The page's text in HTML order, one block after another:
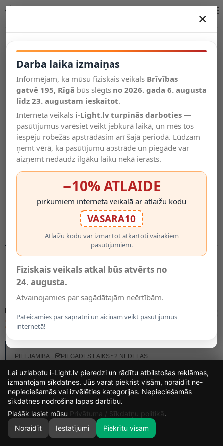
Salīdzināt
Vēlmju
saraksts
Valodas
0
MODELIS:
101.50€
PIEEJAMĪBA:
PIEGĀDES LAIKS ~2 NEDĒĻAS
×
Darba laika izmaiņas
Informējam, ka mūsu fiziskais veikals Brīvības
gatvē 195, Rīgā būs slēgts no 2026. gada 6. augusta
līdz 23. augustam ieskaitot.
Interneta veikals i-Light.lv turpinās darboties —
pasūtījumus varēsiet veikt jebkurā laikā, un mēs tos
iespēju robežās apstrādāsim arī šajā periodā. Lūdzam
ņemt vērā, ka pasūtījumu apstrāde un piegāde var
aizņemt nedaudz ilgāku laiku nekā ierasts.
−10% ATLAIDE
pirkumiem interneta veikalā ar atlaižu kodu
VASARA10
Atlaižu kodu var izmantot atkārtoti vairākiem
pasūtījumiem.
Fiziskais veikals atkal būs atvērts no
24. augusta.
Atvainojamies par sagādātajām neērtībām.
Pateicamies par sapratni un aicinām veikt pasūtījumus
internetā!
16
DIENAS
16
STUNDAS
11
MIN.
7
Lai uzlabotu i-Light.lv pieredzi un rādītu atbilstošas reklāmas,
izmantojam sīkdatnes. Jūs varat piekrist visām, noraidīt ne-
nepieciešamās vai izvēlēties kategorijas. Nepieciešamās
sīkdatnes nodrošina lapas darbību.
Plašāk lasiet mūsu Privātuma / Sīkdatņu politikā.
Noraidīt
Iestatījumi Piekrītu visam